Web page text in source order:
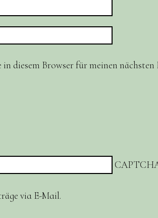
diesem Browser für meinen
via E-Mail.